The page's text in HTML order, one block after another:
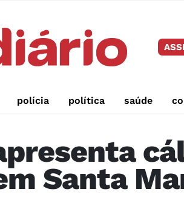
polícia política saúde
Santa